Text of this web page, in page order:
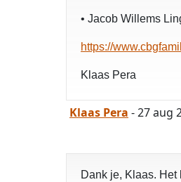
• Jacob Willems
https://
Klaas Pera
Klaas Pera - 27 aug
Dank je, Klaas.